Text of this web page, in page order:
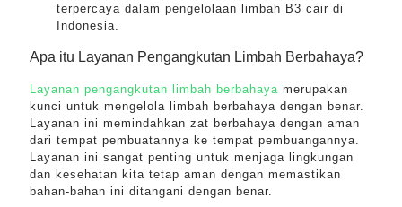
terpercaya dalam pengelolaan limbah B3 cair di
Indonesia.
Apa itu Layanan Pengangkutan Limbah Berbahaya?
Layanan pengangkutan limbah berbahaya merupakan
kunci untuk mengelola limbah berbahaya dengan benar.
Layanan ini memindahkan zat berbahaya dengan aman
dari tempat pembuatannya ke tempat pembuangannya.
Layanan ini sangat penting untuk menjaga lingkungan
dan kesehatan kita tetap aman dengan memastikan
bahan-bahan ini ditangani dengan benar.